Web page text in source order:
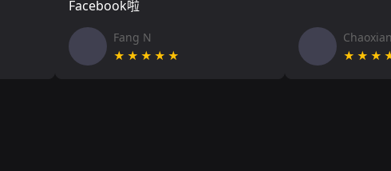
Facebook啦
Fang N
★★★★★